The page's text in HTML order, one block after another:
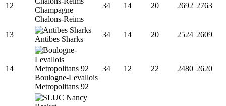
12
Champagne
Chalons-Reims
34 14 20 2692 2763
13
Antibes Sharks
34 14 20 2524 2609
14
Boulogne-Levallois
Metropolitans 92
34 12 22 2480 2620